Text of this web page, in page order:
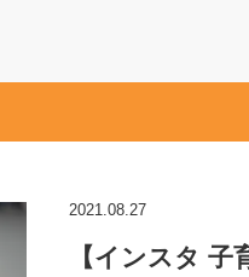
2021.08.27
【インスタ